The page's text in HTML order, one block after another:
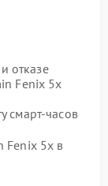
отказе
Fenix 5x
смарт-часов
Fenix 5x в